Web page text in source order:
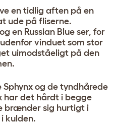
en tidlig aften på en
ude på fliserne.
en Russian Blue ser, for
vinduet som stor
uimodståeligt på den
Sphynx og de tyndhårede
har det hårdt i begge
brænder sig hurtigt i
kulden.